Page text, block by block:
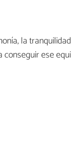
la
conseguir ese